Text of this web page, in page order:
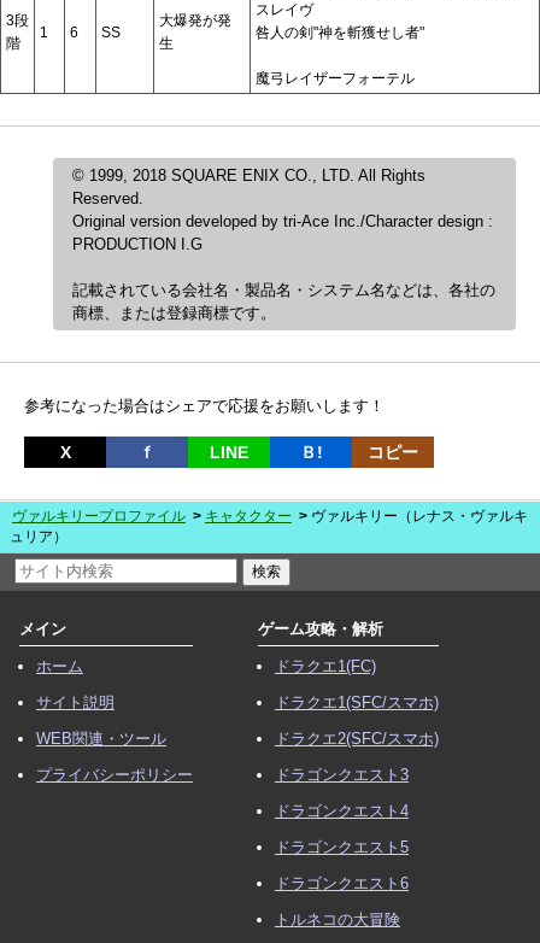
3段
階
1 6 SS
大爆発が発
生
スレイヴ
咎人の剣"神を斬獲せし者"
魔弓レイザーフォーテル
© 1999, 2018 SQUARE ENIX CO., LTD. All Rights
Reserved.
Original version developed by tri-Ace Inc./Character design :
PRODUCTION I.G
記載されている会社名・製品名・システム名などは、各社の
商標、または登録商標です。
参考になった場合はシェアで応援をお願いします！
X ｆ LINE Ｂ! コピー
ヴァルキリープロファイル キャタクター
ヴァルキリー（レナス・ヴァルキ
ュリア）
メイン
ホーム
サイト説明
WEB関連・ツール
プライバシーポリシー
ゲーム攻略・解析
ドラクエ1(FC)
ドラクエ1(SFC/スマホ)
ドラクエ2(SFC/スマホ)
ドラゴンクエスト3
ドラゴンクエスト4
ドラゴンクエスト5
ドラゴンクエスト6
トルネコの大冒険